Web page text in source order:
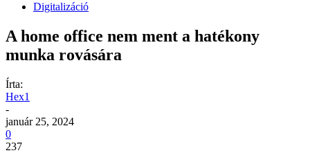
Digitalizáció
A home office nem ment a hatékony
munka rovására
Írta:
Hex1
-
január 25, 2024
0
237